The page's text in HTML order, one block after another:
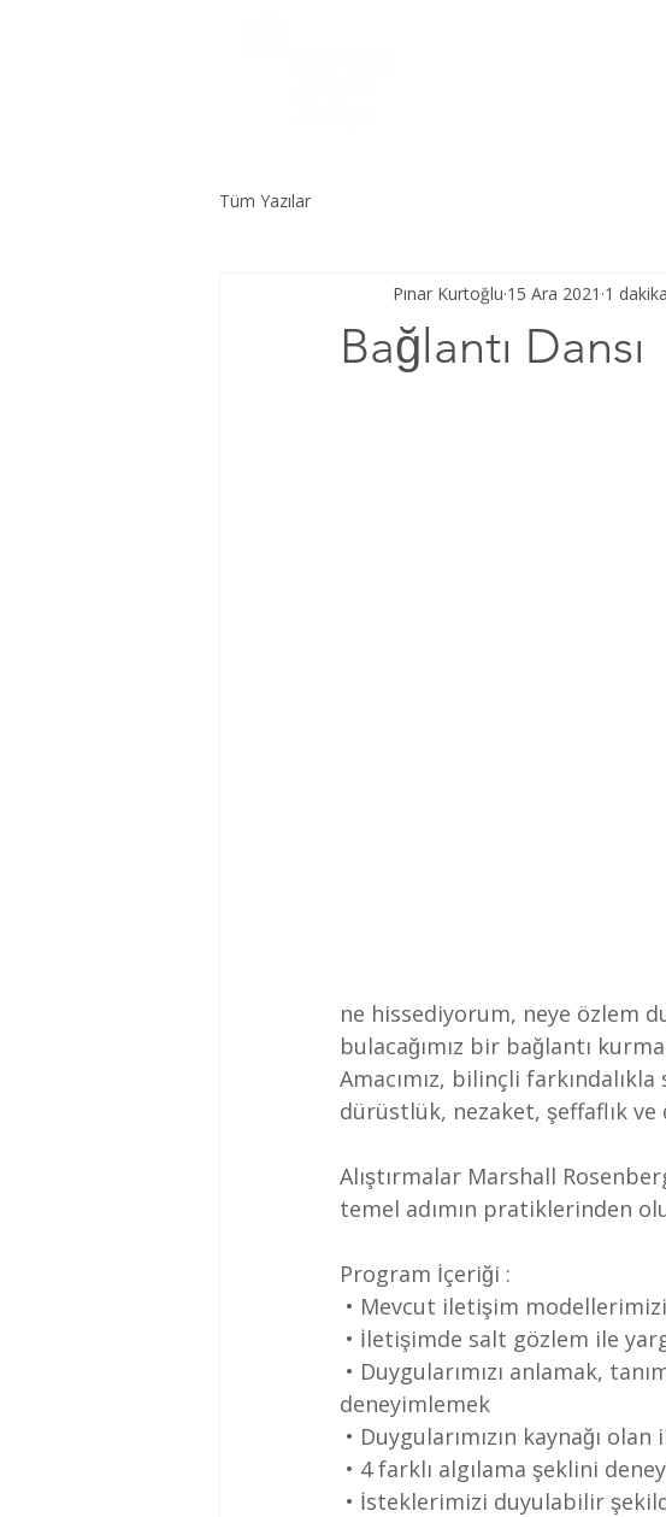
Tüm Yazılar
Bağlantı Dansı
Pınar Kurtoğlu 15 Ara 2021 1
ne hissediyorum, neye özlem
bulacağımız bir bağlantı
Amacımız, bilinçli
dürüstlük, nezaket, şeffaflık
Alıştırmalar Marshall
temel adımın pratiklerinden
Program İçeriği :
• Mevcut iletişim
• İletişimde salt gözlem ile
deneyimlemek
• Duygularımızın kaynağı
• 4 farklı algılama şeklini
• İsteklerimizi duyulabilir